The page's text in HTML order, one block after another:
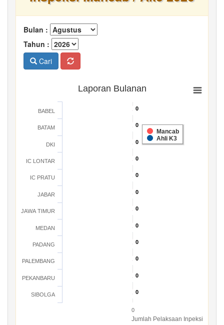
Bulan :
Tahun :
Cari
Jumlah Pelaksaan Inpeksi
Laporan Bulanan
0
0
0
0
0
0
0
0
0
0
0
0
0
0
0
0
0
0
0
0
0
0
0
0
Mancab
Ahli K3
BABEL
BATAM
DKI
IC LONTAR
IC PRATU
JABAR
JAWA TIMUR
MEDAN
PADANG
PALEMBANG
PEKANBARU
SIBOLGA
0